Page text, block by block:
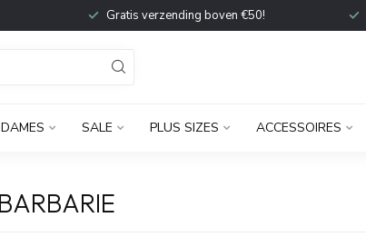
Gratis verzending boven €50!
DAMES SALE PLUS SIZES ACCESSOIRES